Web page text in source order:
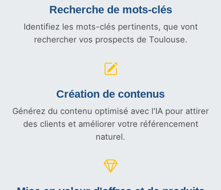
Recherche de mots-clés
Identifiez les mots-clés pertinents, que vont
rechercher vos prospects de Toulouse.
Création de contenus
Générez du contenu optimisé avec l'IA pour attirer
des clients et améliorer votre référencement
naturel.